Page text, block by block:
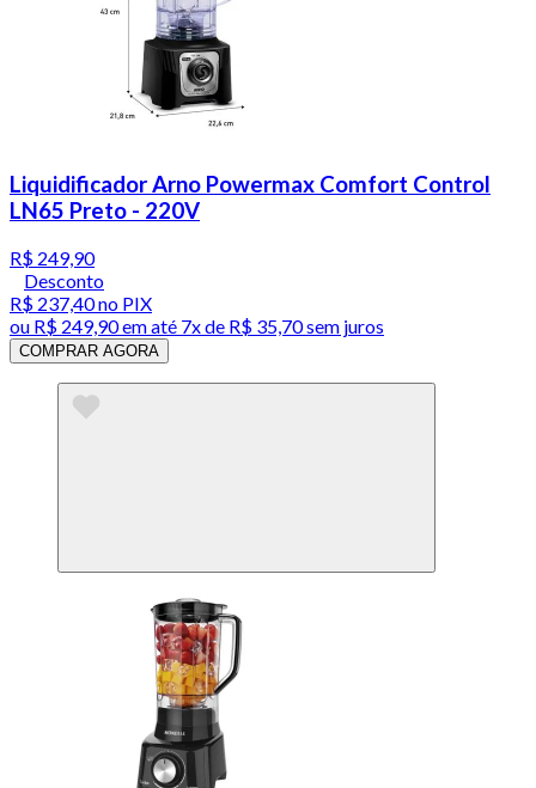
Liquidificador Arno Powermax Comfort Control
LN65 Preto - 220V
R$ 249,90
Desconto
R$ 237,40no PIX
ou R$ 249,90em até 7x de R$ 35,70 sem juros
COMPRAR AGORA